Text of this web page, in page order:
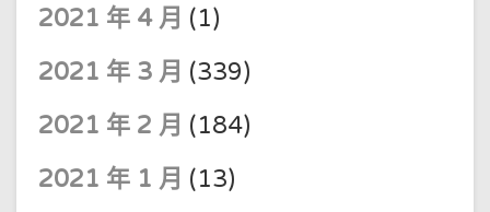
2021 年 4 月 (1)
2021 年 3 月 (339)
2021 年 2 月 (184)
2021 年 1 月 (13)